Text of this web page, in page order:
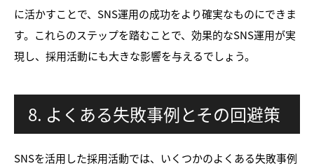
に活かすことで、SNS運用の成功をより確実なものにできま
す。これらのステップを踏むことで、効果的なSNS運用が実
現し、採用活動にも大きな影響を与えるでしょう。
8. よくある失敗事例とその回避策
SNSを活用した採用活動では、いくつかのよくある失敗事例